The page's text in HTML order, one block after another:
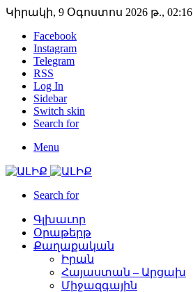
Կիրակի, 9 Օգոստոս 2026 թ., 02:16
Facebook
Instagram
Telegram
RSS
Log In
Sidebar
Switch skin
Search for
Menu
Search for
Գլխաւոր
Օրաթերթ
Քաղաքական
Իրան
Հայաստան – Արցախ
Միջազգային